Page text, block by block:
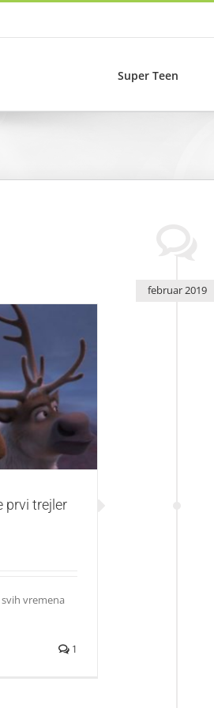
Super Teen
februar 2019
„Zaleđeno
prvi trejler
vremena
1